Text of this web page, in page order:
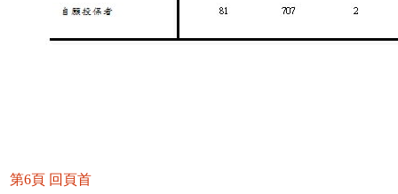
第6頁 回頁首